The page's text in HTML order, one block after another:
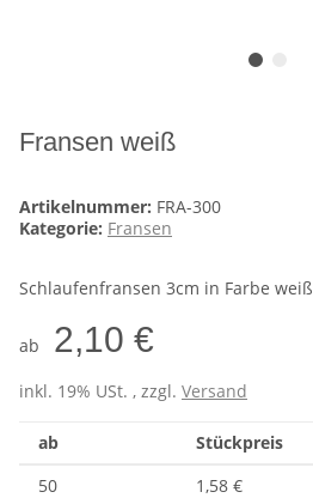
Fransen weiß
Artikelnummer: FRA-300
Kategorie: Fransen
Schlaufenfransen 3cm in Farbe weiß
ab 2,10 €
inkl. 19% USt. , zzgl. Versand
ab
Stückpreis
50
1,58 €